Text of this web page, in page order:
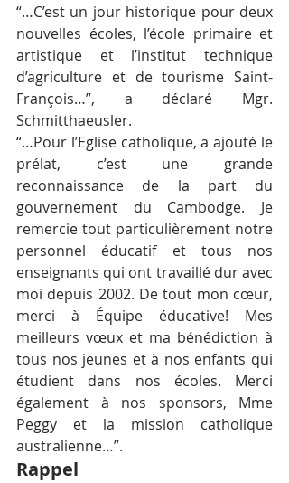
“…C’est un jour historique pour deux
nouvelles écoles, l’école primaire et
artistique et l’institut technique
d’agriculture et de tourisme Saint-
François…”, a déclaré Mgr.
Schmitthaeusler.
“…Pour l’Eglise catholique, a ajouté le
prélat, c’est une grande
reconnaissance de la part du
gouvernement du Cambodge. Je
remercie tout particulièrement notre
personnel éducatif et tous nos
enseignants qui ont travaillé dur avec
moi depuis 2002. De tout mon cœur,
merci à Équipe éducative! Mes
meilleurs vœux et ma bénédiction à
tous nos jeunes et à nos enfants qui
étudient dans nos écoles. Merci
également à nos sponsors, Mme
Peggy et la mission catholique
australienne…”.
Rappel